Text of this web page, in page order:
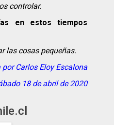
controlar.
en estos tiempos
las cosas pequeñas.
Carlos Eloy Escalona
18 de abril de 2020